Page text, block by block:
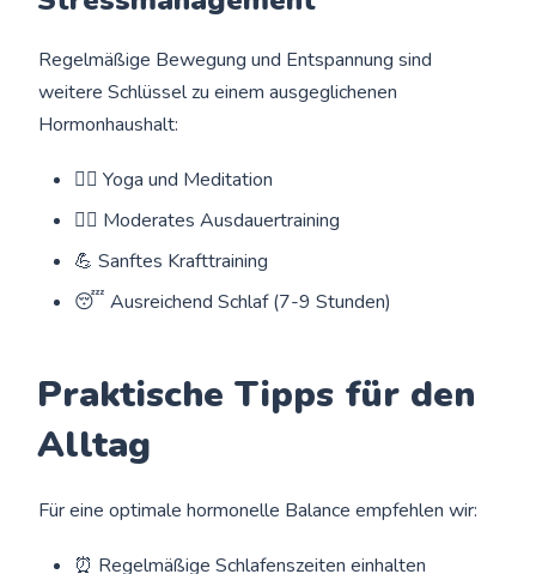
Regelmäßige Bewegung und Entspannung sind
weitere Schlüssel zu einem ausgeglichenen
Hormonhaushalt:
🧘‍♀️ Yoga und Meditation
🚶‍♀️ Moderates Ausdauertraining
💪 Sanftes Krafttraining
😴 Ausreichend Schlaf (7-9 Stunden)
Praktische Tipps für den
Alltag
Für eine optimale hormonelle Balance empfehlen wir:
⏰ Regelmäßige Schlafenszeiten einhalten